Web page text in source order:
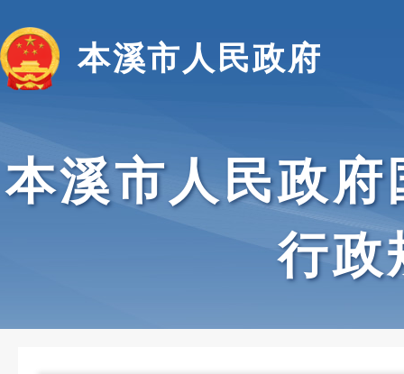
本溪市人民政府
本溪市人民政
行政